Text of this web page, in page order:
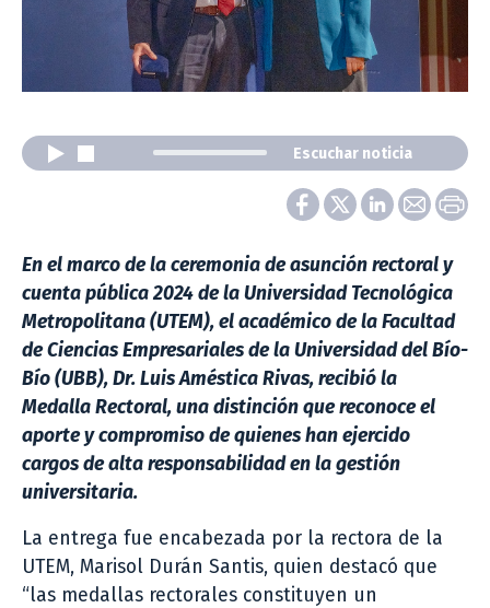
Escuchar noticia
En el marco de la ceremonia de asunción rectoral y
cuenta pública 2024 de la Universidad Tecnológica
Metropolitana (UTEM), el académico de la Facultad
de Ciencias Empresariales de la Universidad del Bío-
Bío (UBB), Dr. Luis Améstica Rivas, recibió la
Medalla Rectoral, una distinción que reconoce el
aporte y compromiso de quienes han ejercido
cargos de alta responsabilidad en la gestión
universitaria.
La entrega fue encabezada por la rectora de la
UTEM, Marisol Durán Santis, quien destacó que
“las medallas rectorales constituyen un